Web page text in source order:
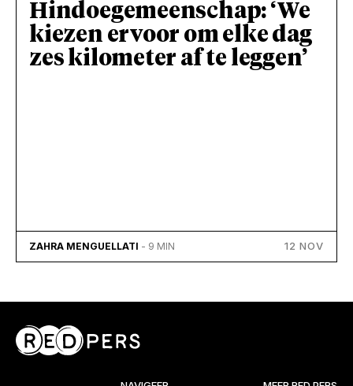
Hindoegemeenschap: ‘We
kiezen ervoor om elke dag
zes kilometer af te leggen’
ZAHRA MENGUELLATI - 9 MIN 12 NOV